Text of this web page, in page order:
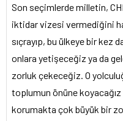
Son seçimlerde milletin,
iktidar vizesi vermediğini
sıçrayıp, bu ülkeye bir kez
onlara yetişeceğiz ya da
zorluk çekeceğiz. O
toplumun önüne koyacağız
korumakta çok büyük bir